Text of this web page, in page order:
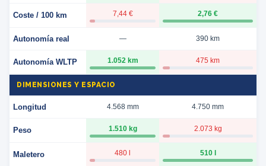
Coste / 100 km 7,44 € 2,76 €
Autonomía real — 390 km
Autonomía WLTP 1.052 km 475 km
DIMENSIONES Y ESPACIO
Longitud 4.568 mm 4.750 mm
Peso 1.510 kg 2.073 kg
Maletero 480 l 510 l